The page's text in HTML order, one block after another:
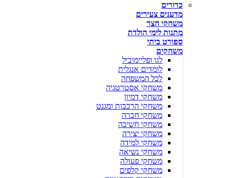
כדורים
מדענים צעירים
משחקי חצר
מתנות לימי הולדת
ספורט ביתי
משחקים
לגו ופליימוביל
לומדים אנגלית
לכל המשפחה
משחקי אסטרטגיה
משחקי דמיון
משחקי הרכבות ומגנט
משחקי חברה
משחקי חשיבה
משחקי יצירה
משחקי למידה
משחקי נשיאה
משחקי פעולה
משחקי קלפים